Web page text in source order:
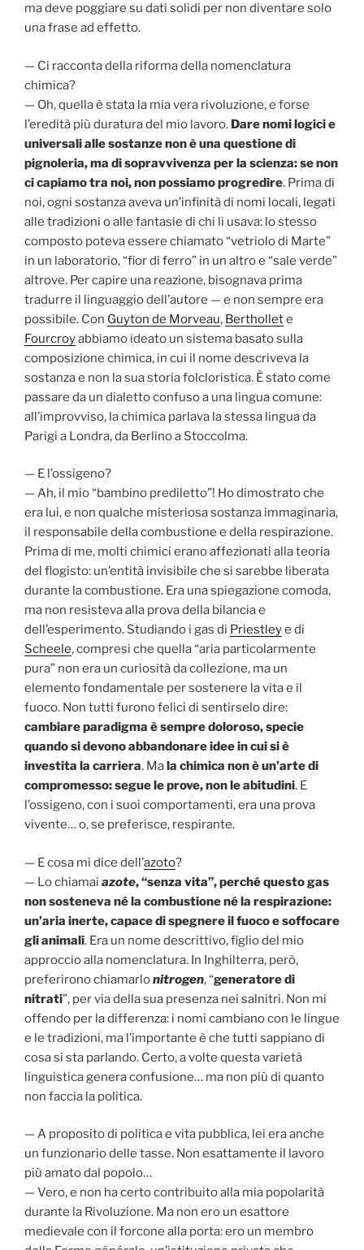
ma deve poggiare su dati solidi per non diventare solo
una frase ad effetto.
— Ci racconta della riforma della nomenclatura
chimica?
— Oh, quella è stata la mia vera rivoluzione, e forse
l’eredità più duratura del mio lavoro. Dare nomi logici e
universali alle sostanze non è una questione di
pignoleria, ma di sopravvivenza per la scienza: se non
ci capiamo tra noi, non possiamo progredire. Prima di
noi, ogni sostanza aveva un’infinità di nomi locali, legati
alle tradizioni o alle fantasie di chi li usava: lo stesso
composto poteva essere chiamato “vetriolo di Marte”
in un laboratorio, “fior di ferro” in un altro e “sale verde”
altrove. Per capire una reazione, bisognava prima
tradurre il linguaggio dell’autore — e non sempre era
possibile. Con Guyton de Morveau, Berthollete
Fourcroyabbiamo ideato un sistema basato sulla
composizione chimica, in cui il nome descriveva la
sostanza e non la sua storia folcloristica. È stato come
passare da un dialetto confuso a una lingua comune:
all’improvviso, la chimica parlava la stessa lingua da
Parigi a Londra, da Berlino a Stoccolma.
— E l’ossigeno?
— Ah, il mio “bambino prediletto”! Ho dimostrato che
era lui, e non qualche misteriosa sostanza immaginaria,
il responsabile della combustione e della respirazione.
Prima di me, molti chimici erano affezionati alla teoria
del flogisto: un’entità invisibile che si sarebbe liberata
durante la combustione. Era una spiegazione comoda,
ma non resisteva alla prova della bilancia e
dell’esperimento. Studiando i gas di Priestleye di
Scheele, compresi che quella “aria particolarmente
pura” non era un curiosità da collezione, ma un
elemento fondamentale per sostenere la vita e il
fuoco. Non tutti furono felici di sentirselo dire:
cambiare paradigma è sempre doloroso, specie
quando si devono abbandonare idee in cui si è
investita la carriera. Mala chimica non è un’arte di
compromesso: segue le prove, non le abitudini. E
l’ossigeno, con i suoi comportamenti, era una prova
vivente… o, se preferisce, respirante.
— E cosa mi dice dell’azoto?
— Lo chiamai azote, “senza vita”, perché questo gas
non sosteneva né la combustione né la respirazione:
un’aria inerte, capace di spegnere il fuoco e soffocare
gli animali. Era un nome descrittivo, figlio del mio
approccio alla nomenclatura. In Inghilterra, però,
preferirono chiamarlonitrogen, “generatore di
nitrati”, per via della sua presenza nei salnitri. Non mi
offendo per la differenza: i nomi cambiano con le lingue
e le tradizioni, ma l’importante è che tutti sappiano di
cosa si sta parlando. Certo, a volte questa varietà
linguistica genera confusione… ma non più di quanto
non faccia la politica.
— A proposito di politica e vita pubblica, lei era anche
un funzionario delle tasse. Non esattamente il lavoro
più amato dal popolo…
— Vero, e non ha certo contribuito alla mia popolarità
durante la Rivoluzione. Ma non ero un esattore
medievale con il forcone alla porta: ero un membro